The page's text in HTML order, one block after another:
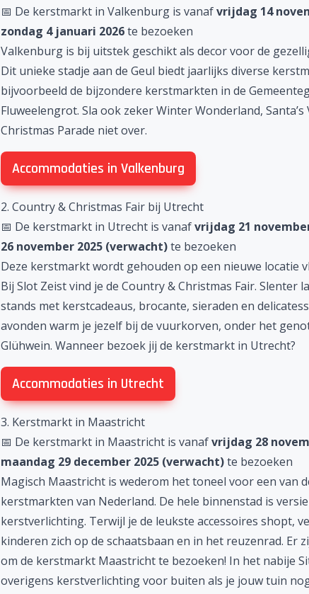
📅 De kerstmarkt in Valkenburgis vanafvrijdag 14
zondag 4 januari 2026te bezoeken
Valkenburgis bij uitstek geschikt als decor voor de
Dit unieke stadje aan de Geul biedt jaarlijks diverse
bijvoorbeeld de bijzondere kerstmarkten in de
Fluweelengrot. Sla ook zeker Winter Wonderland, Santa’s
Christmas Parade niet over.
Accommodaties in Valkenburg
2. Country & Christmas Fair bij Utrecht
📅 De kerstmarkt in Utrecht is vanafvrijdag 21
26 november 2025 (verwacht)te bezoeken
Deze kerstmarkt wordt gehouden op een nieuwe locatie
Bij Slot Zeist vind je de Country & Christmas Fair. Slenter
stands met kerstcadeaus, brocante, sieraden en
avonden warm je jezelf bij de vuurkorven, onder het
Glühwein. Wanneer bezoek jij de kerstmarkt in Utrecht?
Accommodaties in Utrecht
3. Kerstmarkt in Maastricht
📅 De kerstmarkt in Maastricht is vanafvrijdag 28
maandag 29 december 2025 (verwacht)te bezoeken
Magisch Maastrichtis wederom het toneel voor een van
kerstmarkten van Nederland. De hele binnenstad is
kerstverlichting. Terwijl je de leukste accessoires shopt,
kinderen zich op de schaatsbaan en in het reuzenrad. Er
om de kerstmarkt Maastrichtte bezoeken! In het nabije
overigens kerstverlichting voor buiten als je jouw tuin